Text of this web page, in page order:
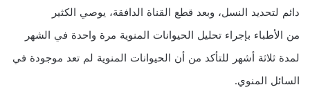
دائم لتحديد النسل، وبعد قطع القناة الدافقة، يوصي الكثير
من الأطباء بإجراء تحليل الحيوانات المنوية مرة واحدة في الشهر
لمدة ثلاثة أشهر للتأكد من أن الحيوانات المنوية لم تعد موجودة في
السائل المنوي.